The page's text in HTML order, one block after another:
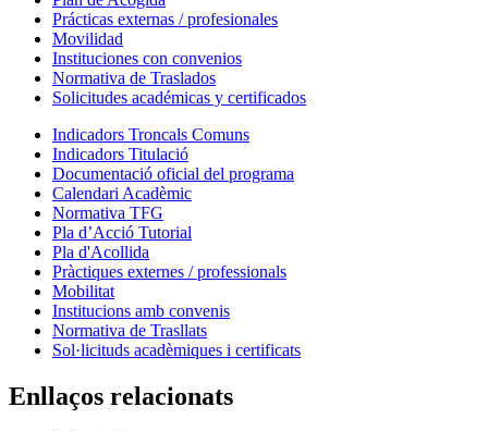
Prácticas externas / profesionales
Movilidad
Instituciones con convenios
Normativa de Traslados
Solicitudes académicas y certificados
Indicadors Troncals Comuns
Indicadors Titulació
Documentació oficial del programa
Calendari Acadèmic
Normativa TFG
Pla d’Acció Tutorial
Pla d'Acollida
Pràctiques externes / professionals
Mobilitat
Institucions amb convenis
Normativa de Trasllats
Sol·licituds acadèmiques i certificats
Enllaços relacionats